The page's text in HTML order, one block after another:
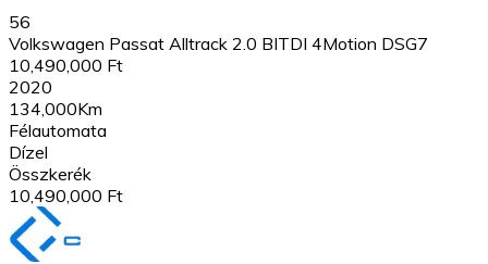
56
Volkswagen Passat Alltrack 2.0 BITDI 4Motion DSG7
10,490,000 Ft
2020
134,000Km
Félautomata
Dízel
Összkerék
10,490,000 Ft